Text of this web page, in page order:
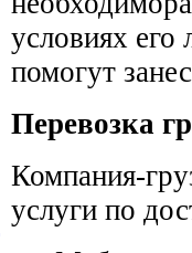
условиях его
помогут
Перевозка
Компания-
услуги по